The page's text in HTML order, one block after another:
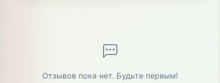
Отзывов пока нет. Будьте первым!